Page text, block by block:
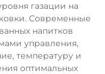
газации на
Современные
напитков
управления,
температуру и
оптимальных